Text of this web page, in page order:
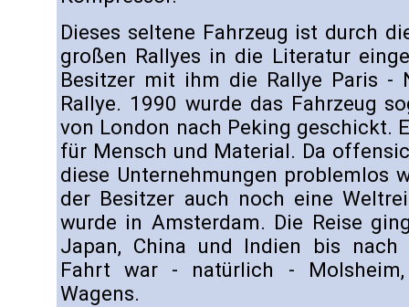
Dieses seltene Fahrzeug ist durch
großen Rallyes in die Literatur
Besitzer mit ihm die Rallye Paris -
Rallye. 1990 wurde das Fahrzeug
von London nach Peking geschickt.
für Mensch und Material. Da
diese Unternehmungen problemlos
der Besitzer auch noch eine
wurde in Amsterdam. Die Reise
Japan, China und Indien bis nach
Fahrt war - natürlich -
Wagens.